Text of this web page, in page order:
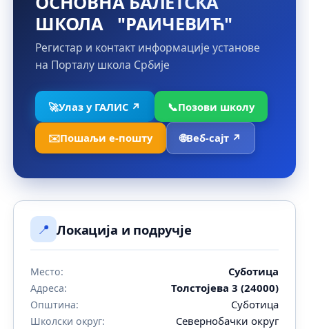
ШКОЛА "РАИЧЕВИЋ"
Регистар и контакт информације установе
на Порталу школа Србије
🚀Улаз у ГАЛИС ↗ 📞Позови школу
✉️Пошаљи е-пошту 🌐Веб-сајт ↗
📍 Локација и подручје
Место: Суботица
Адреса: Толстојева 3 (24000)
Општина: Суботица
Школски округ: Севернобачки округ